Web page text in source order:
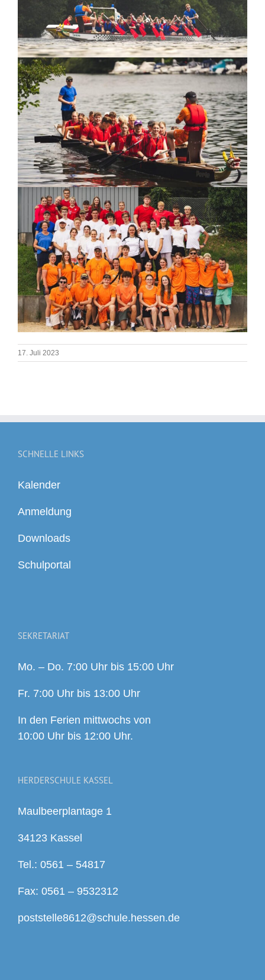
17. Juli 2023
SCHNELLE LINKS
Kalender
Anmeldung
Downloads
Schulportal
SEKRETARIAT
Mo. – Do. 7:00 Uhr bis 15:00 Uhr
Fr. 7:00 Uhr bis 13:00 Uhr
In den Ferien mittwochs von
10:00 Uhr bis 12:00 Uhr.
HERDERSCHULE KASSEL
Maulbeerplantage 1
34123 Kassel
Tel.: 0561 – 54817
Fax: 0561 – 9532312
poststelle8612@schule.hessen.de